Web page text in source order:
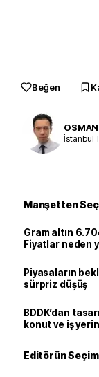
Beğen
İstanbul
Manşetten
Gram altın
Fiyatlar neden
Piyasaların
sürpriz düşüş
BDDK’dan
konut ve iş
Editörün